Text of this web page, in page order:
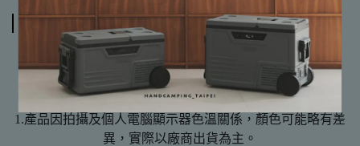
規格說明
【注意事項】
1.產品因拍攝及個人電腦顯示器色溫關係，顏色可能略有差
異，實際以廠商出貨為主。